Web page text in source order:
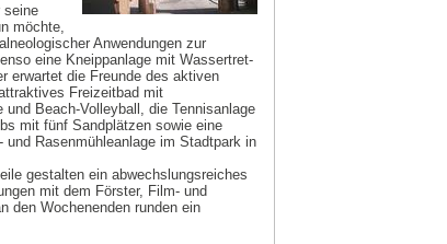
seine
möchte,
Anwendungen zur
eine Kneippanlage mit Wassertret-
erwartet die Freunde des aktiven
Freizeitbad mit
und Beach-Volleyball, die Tennisanlage
mit fünf Sandplätzen sowie eine
und Rasenmühleanlage im Stadtpark in
gestalten ein abwechslungsreiches
mit dem Förster, Film- und
den Wochenenden runden ein